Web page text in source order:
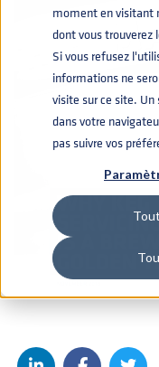
moment en visitant
dont vous trouverez
Si vous refusez
informations ne
visite sur ce site. Un
dans votre
pas suivre vos